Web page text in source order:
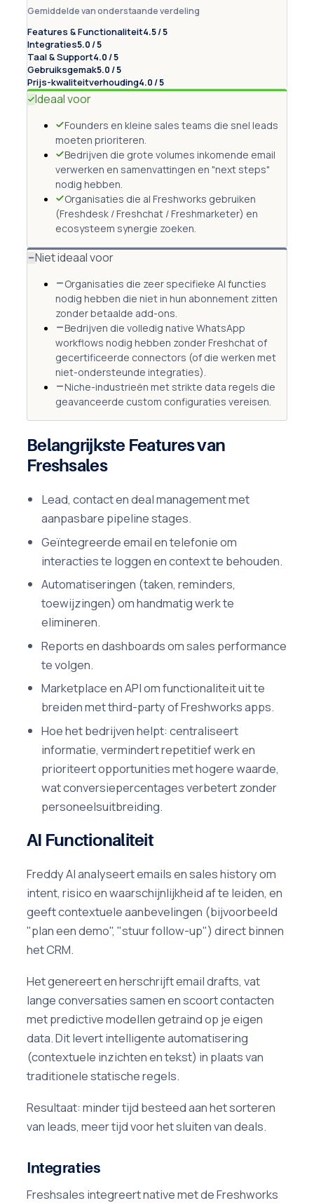
Gemiddelde van onderstaande verdeling
Features & Functionaliteit4.5 / 5
Integraties5.0 / 5
Taal & Support4.0 / 5
Gebruiksgemak5.0 / 5
Prijs-kwaliteitverhouding4.0 / 5
Ideaal voor
Founders en kleine sales teams die snel leads
moeten prioriteren.
Bedrijven die grote volumes inkomende email
verwerken en samenvattingen en "next steps"
nodig hebben.
Organisaties die al Freshworks gebruiken
(Freshdesk / Freshchat / Freshmarketer) en
ecosysteem synergie zoeken.
Niet ideaal voor
Organisaties die zeer specifieke AI functies
nodig hebben die niet in hun abonnement zitten
zonder betaalde add-ons.
Bedrijven die volledig native WhatsApp
workflows nodig hebben zonder Freshchat of
gecertificeerde connectors (of die werken met
niet-ondersteunde integraties).
Niche-industrieën met strikte data regels die
geavanceerde custom configuraties vereisen.
Belangrijkste Features van
Freshsales
Lead, contact en deal management met
aanpasbare pipeline stages.
Geïntegreerde email en telefonie om
interacties te loggen en context te behouden.
Automatiseringen (taken, reminders,
toewijzingen) om handmatig werk te
elimineren.
Reports en dashboards om sales performance
te volgen.
Marketplace en API om functionaliteit uit te
breiden met third-party of Freshworks apps.
Hoe het bedrijven helpt: centraliseert
informatie, vermindert repetitief werk en
prioriteert opportunities met hogere waarde,
wat conversiepercentages verbetert zonder
personeelsuitbreiding.
AI Functionaliteit
Freddy AI analyseert emails en sales history om
intent, risico en waarschijnlijkheid af te leiden, en
geeft contextuele aanbevelingen (bijvoorbeeld
"plan een demo", "stuur follow-up") direct binnen
het CRM.
Het genereert en herschrijft email drafts, vat
lange conversaties samen en scoort contacten
met predictive modellen getraind op je eigen
data. Dit levert intelligente automatisering
(contextuele inzichten en tekst) in plaats van
traditionele statische regels.
Resultaat: minder tijd besteed aan het sorteren
van leads, meer tijd voor het sluiten van deals.
Integraties
Freshsales integreert native met de Freshworks